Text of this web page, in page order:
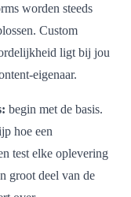
worden steeds
Custom
ligt bij jou
eigenaar.
begin met de basis.
hoe een
test elke oplevering
groot deel van de